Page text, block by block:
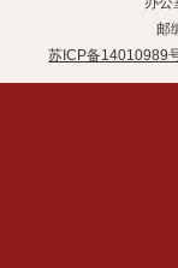
邮
苏ICP备14010989